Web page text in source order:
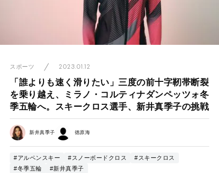
スポーツ 2023.01.12
「誰よりも速く滑りたい」三度の前十字靭帯断裂
を乗り越え、ミラノ・コルティナダンペッツォ冬
季五輪へ。スキークロス選手、新井真季子の挑戦
新井真季子 徳原海
#アルペンスキー #スノーボードクロス
#スキークロス
#冬季五輪
#新井真季子